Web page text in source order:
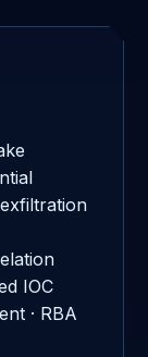
IOC
· RBA